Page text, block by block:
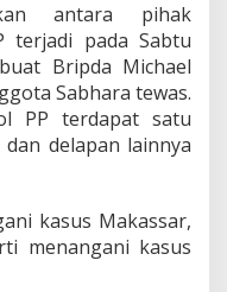
antara pihak
terjadi pada Sabtu
Bripda Michael
Sabhara tewas.
PP terdapat satu
delapan lainnya
kasus Makassar,
menangani kasus